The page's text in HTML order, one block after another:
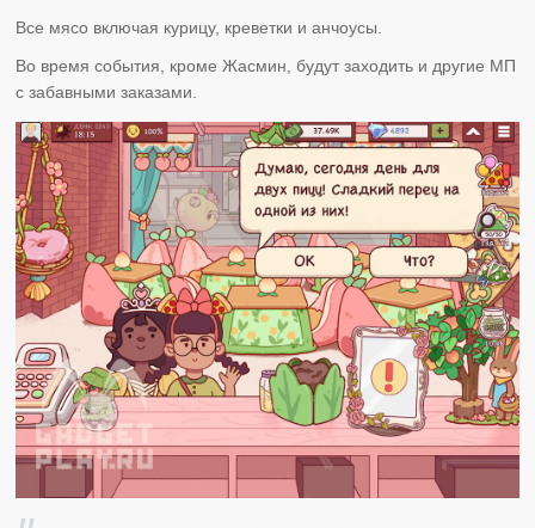
Все мясо включая курицу, креветки и анчоусы.
Во время события, кроме Жасмин, будут заходить и другие МП
с забавными заказами.